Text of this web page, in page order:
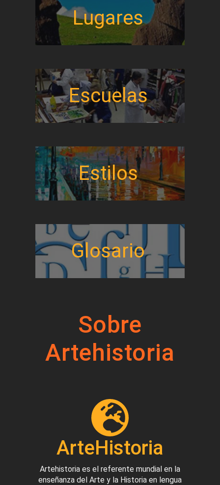
Lugares
Escuelas
Estilos
Glosario
Sobre
Artehistoria
ArteHistoria
Artehistoria es el referente mundial en la
enseñanza del Arte y la Historia en lengua